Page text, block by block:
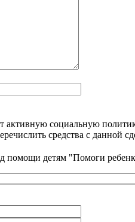
социальную
средства с данной
помощи детям "Помоги